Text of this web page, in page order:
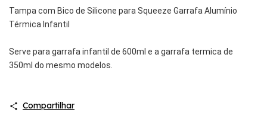
Tampa com Bico de Silicone para Squeeze Garrafa Alumínio
Térmica Infantil
Serve para garrafa infantil de 600ml e a garrafa termica de
350ml do mesmo modelos.
Compartilhar